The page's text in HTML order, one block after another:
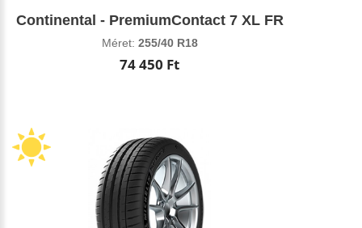
Continental - PremiumContact 7 XL FR
Méret: 255/40 R18
74 450 Ft